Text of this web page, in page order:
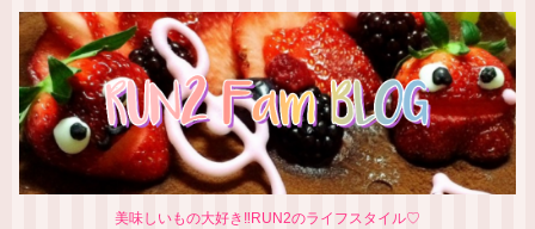
美味しいもの大好き‼RUN2のライフスタイル♡